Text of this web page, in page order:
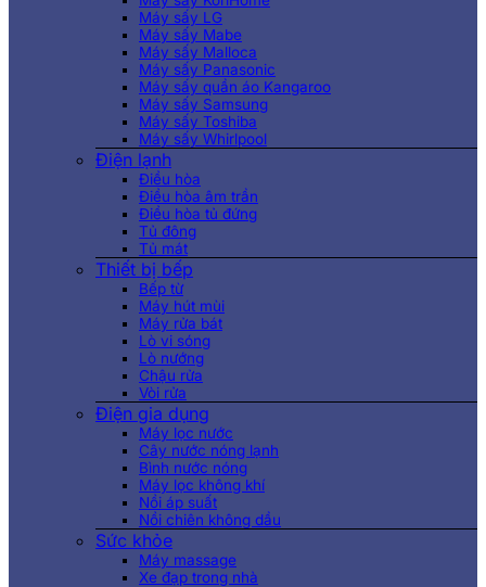
Máy sấy LG
Máy sấy Mabe
Máy sấy Malloca
Máy sấy Panasonic
Máy sấy quần áo Kangaroo
Máy sấy Samsung
Máy sấy Toshiba
Máy sấy Whirlpool
Điện lạnh
Điều hòa
Điều hòa âm trần
Điều hòa tủ đứng
Tủ đông
Tủ mát
Thiết bị bếp
Bếp từ
Máy hút mùi
Máy rửa bát
Lò vi sóng
Lò nướng
Chậu rửa
Vòi rửa
Điện gia dụng
Máy lọc nước
Cây nước nóng lạnh
Bình nước nóng
Máy lọc không khí
Nồi áp suất
Nồi chiên không dầu
Sức khỏe
Máy massage
Xe đạp trong nhà